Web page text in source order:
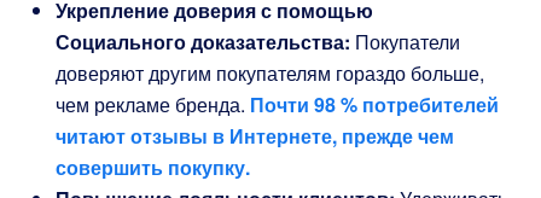
Укрепление доверия с помощью
Социального доказательства: Покупатели
доверяют другим покупателям гораздо больше,
чем рекламе бренда. Почти 98 % потребителей
читают отзывы в Интернете, прежде чем
совершить покупку.